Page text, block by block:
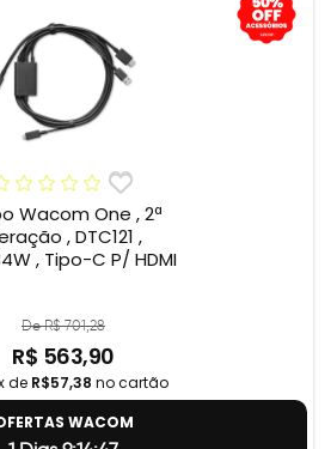
Wacom One , 2ª
, DTC121 ,
, Tipo-C P/ HDMI
De R$ 701,28
R$ 563,90
de R$57,38 no cartão
WACOM